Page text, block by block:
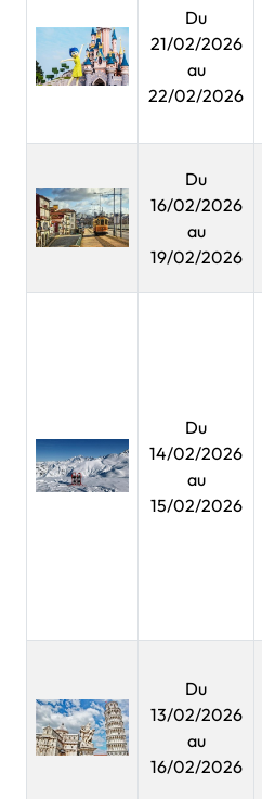
Du
21/02/2026
au
22/02/2026
Du
16/02/2026
au
19/02/2026
Du
14/02/2026
au
15/02/2026
Du
13/02/2026
au
16/02/2026